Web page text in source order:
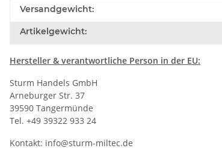
Versandgewicht:
Artikelgewicht:
Hersteller & verantwortliche Person in der EU:
Sturm Handels GmbH
Arneburger Str. 37
39590 Tangermünde
Tel. +49 39322 933 24
Kontakt: info@sturm-miltec.de